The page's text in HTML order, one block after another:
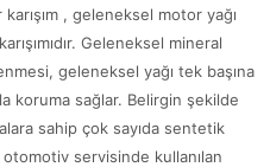
, geleneksel motor yağı
Geleneksel mineral
geleneksel yağı tek başına
koruma sağlar. Belirgin şekilde
sahip çok sayıda sentetik
servisinde kullanılan